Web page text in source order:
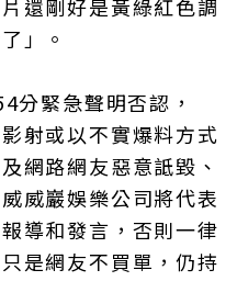
還剛好是黃綠紅色調
」。
分緊急聲明否認，
射或以不實爆料方式
網路網友惡意詆毀、
威巖娛樂公司將代表
導和發言，否則一律
是網友不買單，仍持